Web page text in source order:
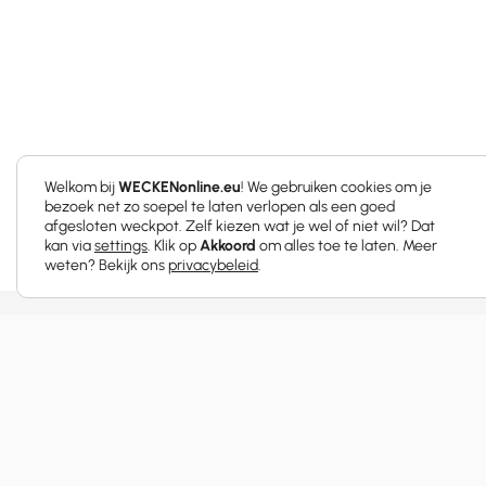
Welkom bijWECKENonline.eu! We gebruiken cookies om je
bezoek net zo soepel te laten verlopen als een goed
afgesloten weckpot. Zelf kiezen wat je wel of niet wil? Dat
kan viasettings. Klik opAkkoord om alles toe te laten. Meer
weten? Bekijk onsprivacybeleid.